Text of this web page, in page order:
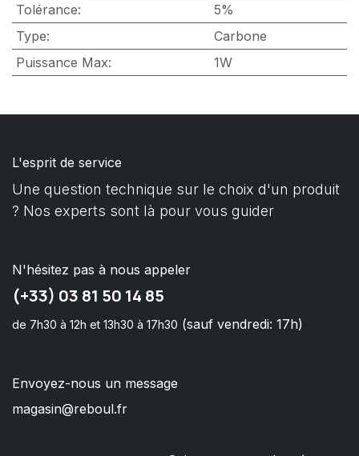
Tolérance:
5%
Type:
Carbone
Puissance Max: 1W
L'esprit de service
Une question technique sur le choix d'un produit
? Nos experts sont là pour vous guider
N'hésitez pas à nous appeler
(+33) 03 81 50 14 85
de 7h30 à 12h et 13h30 à 17h30 (sauf vendredi: 17h)
Envoyez-nous un message
magasin@reboul.fr